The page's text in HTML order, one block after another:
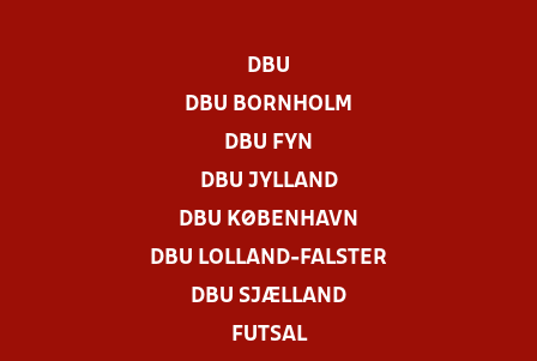
DBU
DBU BORNHOLM
DBU FYN
DBU JYLLAND
DBU KØBENHAVN
DBU LOLLAND-FALSTER
DBU SJÆLLAND
FUTSAL